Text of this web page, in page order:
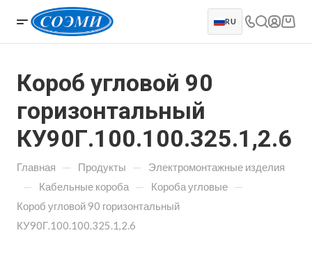
RU
Короб угловой 90
горизонтальный
КУ90Г.100.100.325.1,2.6
Главная — Продукты — Электромонтажные изделия
— Кабельные короба — Короба угловые —
Короб угловой 90 горизонтальный
КУ90Г.100.100.325.1,2.6